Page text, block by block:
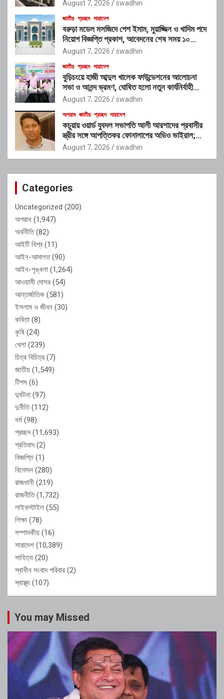
August 7, 2026 swadhin
জাতীয় প্রচ্ছদ সারাদেশ
বরুড়া মডেল মসজিদে পেশ ইমাম, মুয়াজ্জিন ও খাদিম পদে
নিয়োগ বিজ্ঞপ্তি প্রকাশ, আবেদনের শেষ সময় ১০
আগস্ট
August 7, 2026 swadhin
জাতীয় প্রচ্ছদ সারাদেশ
বুড়িচংয়ে হাজী আব্দুল খালেক ফাউন্ডেশনের আলোচনা
সভা ও আনন্দ ভ্রমণ, ঘোষিত হলো নতুন কার্যনির্বাহী
কমিটি
August 7, 2026 swadhin
অপরাধ জাতীয় প্রচ্ছদ সারাদেশ
কচুয়ায় ওয়ার্ড যুবদল সভাপতি আলী আরশাদের প্রবাসীর
স্ত্রীর সঙ্গে আপত্তিকর ফোনালাপের অডিও ভাইরাল;
শাস্তির দাবি এলাকাবাসীর
August 7, 2026 swadhin
Categories
Uncategorized (200)
অপরাধ (1,947)
অর্থনীতি(82)
আইটি বিশ্ব (11)
আইন-আদালত(90)
আইন-শৃঙ্খলা (1,264)
আওয়ামী দোসর (54)
আন্তর্জাতিক (581)
ইসলাম ও জীবন (30)
কবিতা (8)
কৃষি (24)
খেলা (239)
চিত্র বিচিত্র (7)
জাতীয় (1,549)
টিপস (6)
দুর্ঘটনা (97)
দুর্নীতি(112)
ধর্ম(98)
প্রচ্ছদ(11,693)
প্রতিবাদ(2)
বিজ্ঞপ্তি(1)
বিনোদন (280)
রাজধানী (219)
রাজনীতি(1,732)
লাইফস্টাইল (55)
শিক্ষা (78)
সম্পাদকীয় (16)
সারাদেশ (10,389)
সাহিত্য (20)
স্বাধীন সংবাদ পরিবার (2)
স্বাস্থ্য (107)
You may Missed